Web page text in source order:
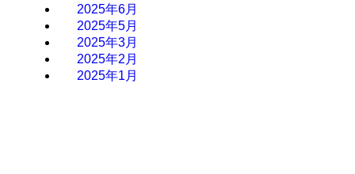
2025年6月
2025年5月
2025年3月
2025年2月
2025年1月